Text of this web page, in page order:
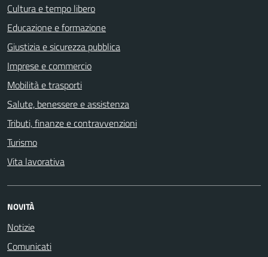
Cultura e tempo libero
Educazione e formazione
Giustizia e sicurezza pubblica
Imprese e commercio
Mobilità e trasporti
Salute, benessere e assistenza
Tributi, finanze e contravvenzioni
Turismo
Vita lavorativa
NOVITÀ
Notizie
Comunicati